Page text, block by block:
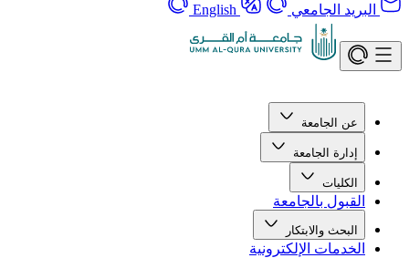
البريد الجامعي English
عن الجامعة
إدارة الجامعة
الكليات
القبول بالجامعة
البحث والابتكار
الخدمات الإلكترونية